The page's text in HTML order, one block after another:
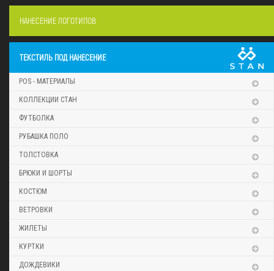
НАНЕСЕНИЕ ЛОГОТИПОВ
ТЕКСТИЛЬ ПОД НАНЕСЕНИЕ
POS - МАТЕРИАЛЫ
КОЛЛЕКЦИИ СТАН
ФУТБОЛКА
РУБАШКА ПОЛО
ТОЛСТОВКА
БРЮКИ И ШОРТЫ
КОСТЮМ
ВЕТРОВКИ
ЖИЛЕТЫ
КУРТКИ
ДОЖДЕВИКИ